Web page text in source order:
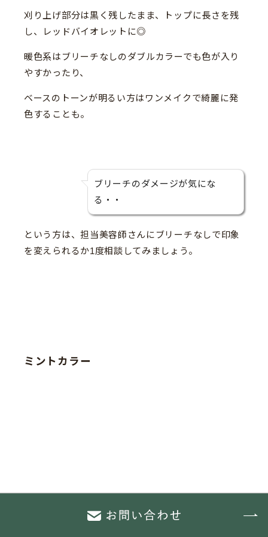
刈り上げ部分は黒く残したまま、トップに長さを残
し、レッドバイオレットに◎
暖色系はブリーチなしのダブルカラーでも色が入り
やすかったり、
ベースのトーンが明るい方はワンメイクで綺麗に発
色することも。
ブリーチのダメージが気にな
る・・
という方は、担当美容師さんにブリーチなしで印象
を変えられるか1度相談してみましょう。
ミントカラー